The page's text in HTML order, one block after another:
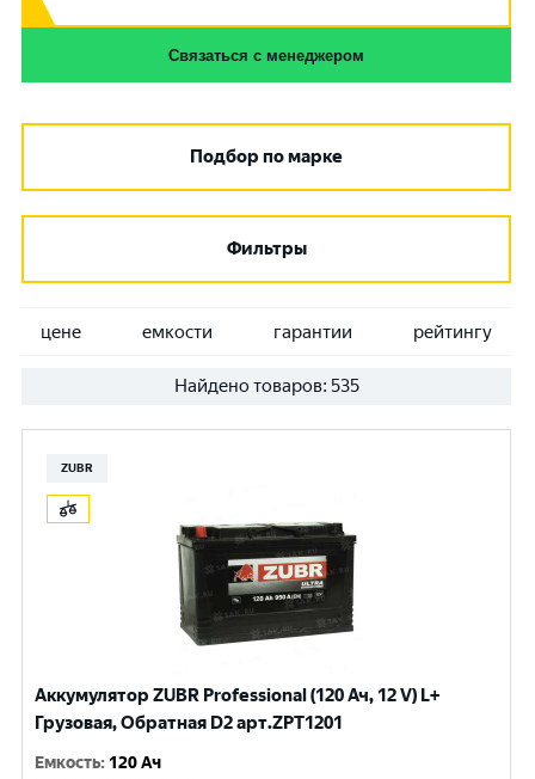
Связаться с менеджером
Подбор по марке
Фильтры
цене емкости гарантии рейтингу
Найдено товаров: 535
ZUBR
Аккумулятор ZUBR Professional (120 Ач, 12 V) L+
Грузовая, Обратная D2 арт.ZPT1201
Емкость: 120 Ач